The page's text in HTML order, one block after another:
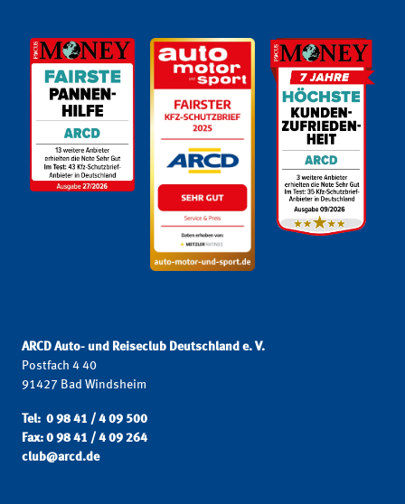
ARCD Auto- und Reiseclub Deutschland e. V.
Postfach 4 40
91427 Bad Windsheim
Tel: 0 98 41 / 4 09 500
Fax: 0 98 41 / 4 09 264
club@arcd.de